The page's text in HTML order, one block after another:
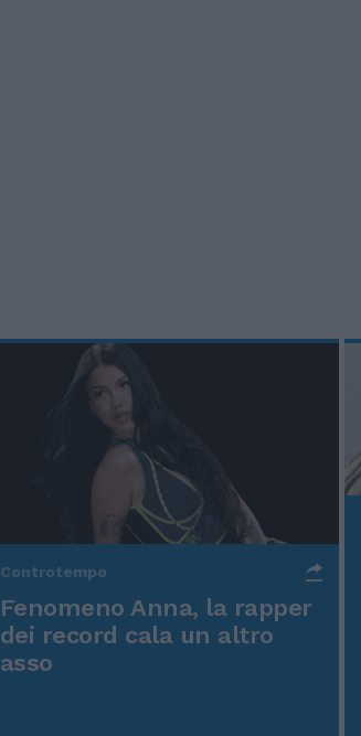
Controtempo
Fenomeno Anna, la rapper
dei record cala un altro
asso